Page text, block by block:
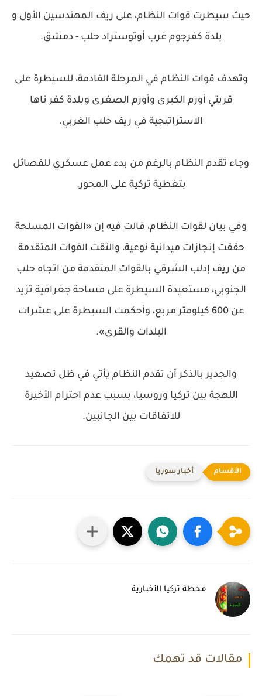
حيث سيطرت قوات النظام، على ريف المهندسين الأول و
بلدة كفرجوم غرب أوتوستراد حلب - دمشق.
وتهدف قوات النظام في المرحلة القادمة، للسيطرة على
قريتي أورم الكبرى وأورم الصغرى وبلدة كفر ناها
الاستراتيجية في ريف حلب الغربي.
وجاء تقدم النظام بالرغم من بدء عمل عسكري للفصائل
بتغطية تركية على المحور.
وفي بيان لقوات النظام، قالت فيه إن «القوات المسلحة
حققت إنجازات ميدانية نوعية، والتقت القوات المتقدمة
من ريف إدلب الشرقي بالقوات المتقدمة من اتجاه حلب
الجنوبي، مستعيدة السيطرة على مساحة جغرافية تزيد
عن 600 كيلومتر مربع، وأحكمت السيطرة على عشرات
البلدات والقرى».
والجدير بالذكر أن تقدم النظام يأتي في ظل تصعيد
اللهجة بين تركيا وروسيا، بسبب عدم احترام الأخيرة
للاتفاقات بين الجانبين.
أخبار سوريا
محطة تركيا الأخبارية
مقالات قد تهمك